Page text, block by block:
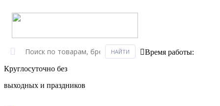
Время работы:
Круглосуточно без
выходных и праздников